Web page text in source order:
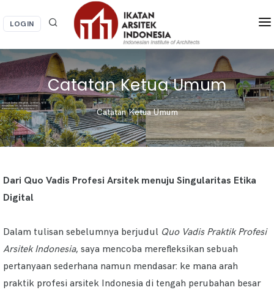
LOGIN
BERANDA
BERITA / KEGIATAN
LAYANAN IAI
INFORMASI
Catatan Ketua Umum
Catatan Ketua Umum
Dari Quo Vadis Profesi Arsitek menuju Singularitas Etika
Digital
Dalam tulisan sebelumnya berjudul Quo Vadis Praktik Profesi
Arsitek Indonesia, saya mencoba merefleksikan sebuah
pertanyaan sederhana namun mendasar: ke mana arah
praktik profesi arsitek Indonesia di tengah perubahan besar